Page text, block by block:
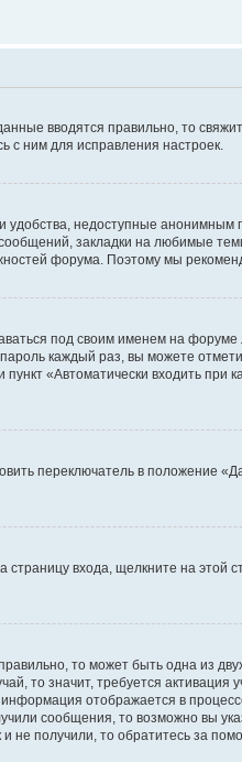
вводятся правильно, то
с ним для исправления настроек.
недоступные анонимным
закладки на любимые
форума. Поэтому мы
под своим именем на
каждый раз, вы можете
«Автоматически входить при
переключатель в положение
входа, щелкните на
то может быть одна из
то значит, требуется активация
отображается в
сообщения, то возможно вы
не получили, то обратитесь за